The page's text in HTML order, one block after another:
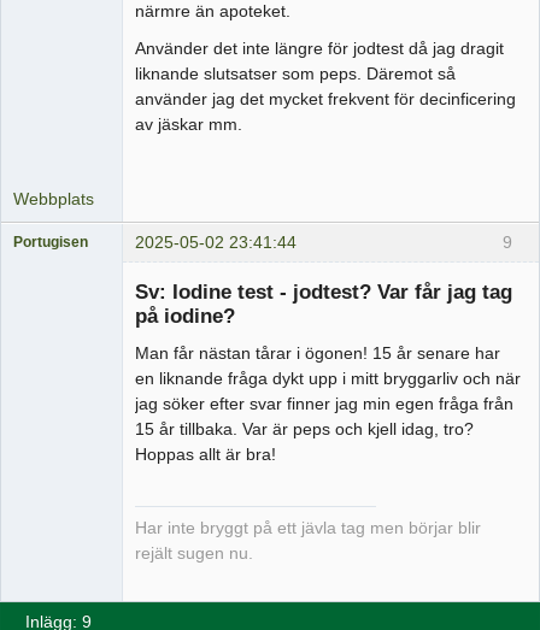
närmre än apoteket.
Använder det inte längre för jodtest då jag dragit
liknande slutsatser som peps. Däremot så
använder jag det mycket frekvent för decinficering
av jäskar mm.
Webbplats
9
Portugisen 2025-05-02 23:41:44
Sv: Iodine test - jodtest? Var får jag tag
på iodine?
Man får nästan tårar i ögonen! 15 år senare har
en liknande fråga dykt upp i mitt bryggarliv och när
jag söker efter svar finner jag min egen fråga från
15 år tillbaka. Var är peps och kjell idag, tro?
Hoppas allt är bra!
Har inte bryggt på ett jävla tag men börjar blir
rejält sugen nu.
Inlägg: 9